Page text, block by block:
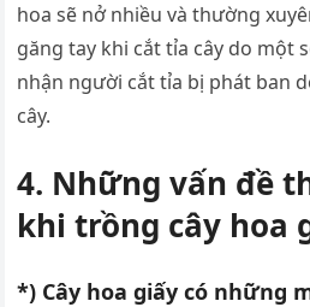
hoa sẽ nở nhiều và thường
găng tay khi cắt tỉa cây do một
nhận người cắt tỉa bị phát ban
cây.
4. Những vấn đề
khi trồng cây hoa
*) Cây hoa giấy có những